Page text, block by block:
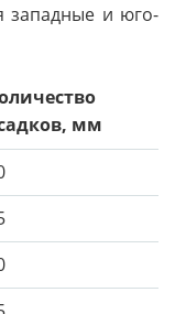
западные и юго-
мм